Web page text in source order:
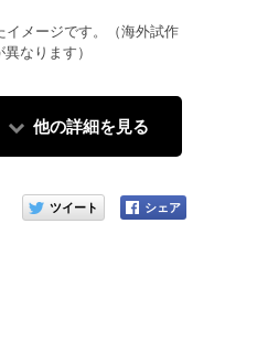
メージです。（海外試作
なります）
他の詳細を見る
のアイテムをシェアする